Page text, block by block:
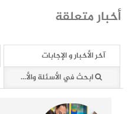
أخبار متعلقة
آخر الأخبار و الإجابات
ابحث في الأسئلة والأخبار (1 وثائق)